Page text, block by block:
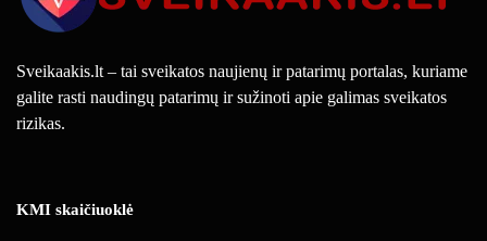
Sveikaakis.lt – tai sveikatos naujienų ir patarimų portalas, kuriame
galite rasti naudingų patarimų ir sužinoti apie galimas sveikatos
rizikas.
KMI skaičiuoklė